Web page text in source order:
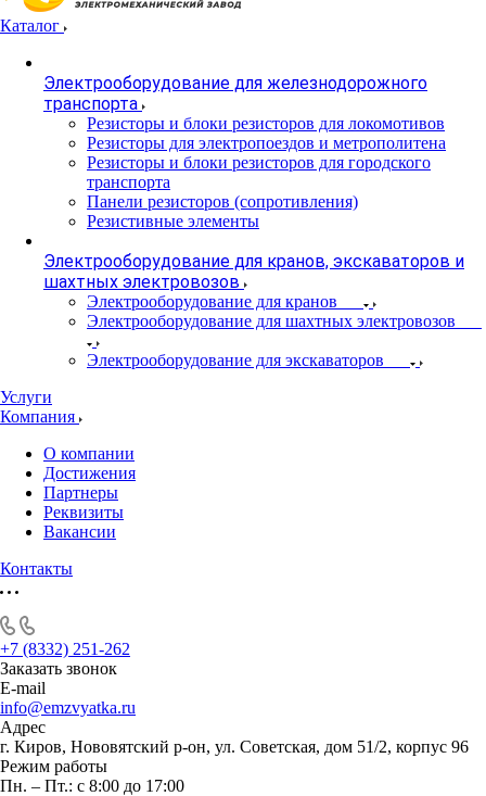
Каталог
Электрооборудование для железнодорожного
транспорта
Резисторы и блоки резисторов для локомотивов
Резисторы для электропоездов и метрополитена
Резисторы и блоки резисторов для городского
транспорта
Панели резисторов (сопротивления)
Резистивные элементы
Электрооборудование для кранов, экскаваторов и
шахтных электровозов
Электрооборудование для кранов
Электрооборудование для шахтных электровозов
Электрооборудование для экскаваторов
Услуги
Компания
О компании
Достижения
Партнеры
Реквизиты
Вакансии
Контакты
+7 (8332) 251-262
Заказать звонок
E-mail
info@emzvyatka.ru
Адрес
г. Киров, Нововятский р-он, ул. Советская, дом 51/2, корпус 96
Режим работы
Пн. – Пт.: с 8:00 до 17:00